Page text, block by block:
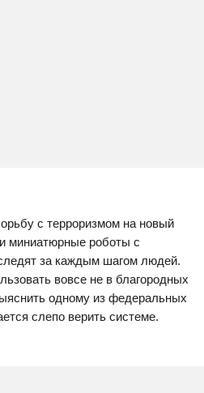
с терроризмом на новый
миниатюрные роботы с
за каждым шагом людей.
вовсе не в благородных
одному из федеральных
слепо верить системе.